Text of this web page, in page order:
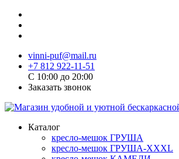
vinni-puf@mail.ru
+7 812 922-11-51
C 10:00 до 20:00
Заказать звонок
Каталог
кресло-мешок ГРУША
кресло-мешок ГРУША-XXXL